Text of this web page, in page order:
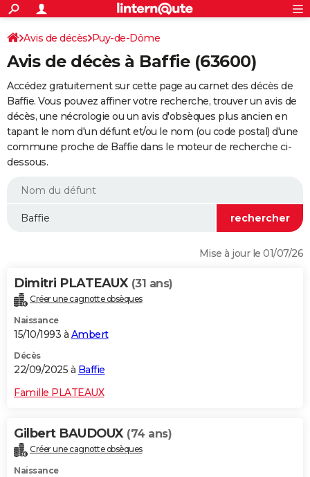
ACTUALITÉS
Politique
Société
Faits Divers
Education
Monde
Villes
+
SPORT
Coupe du monde 2026
Football
Tennis
Cyclisme
Rugby
Forum
Programme TV
TNT
Streaming
Cinéma
Sorties cinéma
Musique
+
FINANCE
Retraite
Epargne
Immobilier
Risques naturels par ville
Assurance
AUTO
Essais
Réserver un essai
Citadines
Berlines
SUV
Forum auto
+
HIGH-TECH
BRICOLAGE
WEEK-END
Alimentation
Guide de la santé
Maladies
Médicaments
Sommeil
VOYAGE
Destinations
City break
Voyage nature
Voyage de noces
Forum
Climat
+PHOTO
GUIDES D'ACHAT
Carte de Noël
Carte Bonne année
Carte Saint-Valentin
Carte Pâques
Carte d'anniversaire
DICTIONNAIRE
Dictionnaire
Biographies
Citations
Expressions
Proverbes
PROGRAMME TV
S'inscrire
Connexion
Avis de décès Puy-de-Dôme
Avis de décès à Baffie (63600)
Accédez gratuitement sur cette page au carnet des décès de
Baffie. Vous pouvez affiner votre recherche, trouver un avis de
décès, une nécrologie ou un avis d'obsèques plus ancien en
tapant le nom d'un défunt et/ou le nom (ou code postal) d'une
commune proche de Baffie dans le moteur de recherche ci-
dessous.
Mise à jour le 01/07/26
Dimitri PLATEAUX (31 ans)
Créer une cagnotte obsèques
Naissance
15/10/1993 à Ambert
Décès
22/09/2025 à Baffie
Famille PLATEAUX
Gilbert BAUDOUX (74 ans)
Créer une cagnotte obsèques
Naissance